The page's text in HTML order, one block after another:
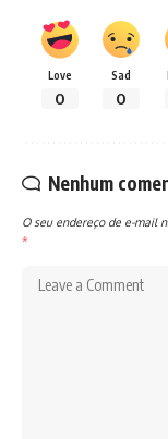
Love
0
Sad
0
Nenhum
O seu endereço de e-mail
*